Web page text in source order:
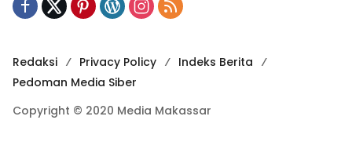
Redaksi Privacy Policy
Indeks Berita
Pedoman Media Siber
Copyright © 2020 Media Makassar